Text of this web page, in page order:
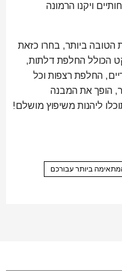
ויקנו הרמונה
ביותר, בחרו כזאת
הכולל החלפת דלתות,
החלפת רצפות וכל
הופך את המבנה
ליהנות משיפוץ מושלם!
ביותר עבורכם